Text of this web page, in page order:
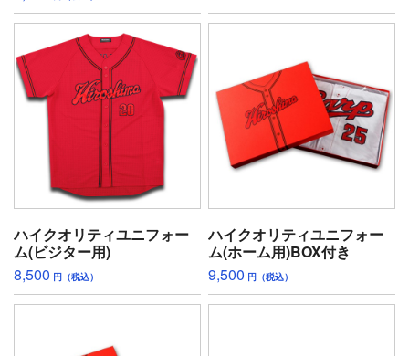
ハイクオリティユニフォー
ム(ビジター用)
8,500 円（税込）
ハイクオリティユニフォー
ム(ホーム用)BOX付き
9,500 円（税込）